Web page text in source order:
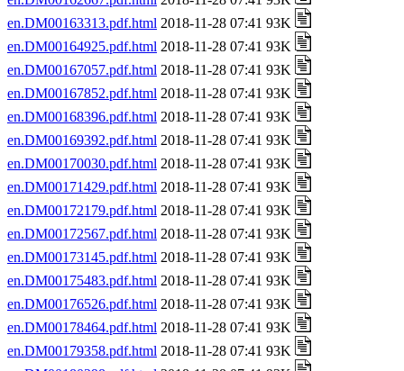
en.DM00163313.pdf.html 2018-11-28 07:41 93K
en.DM00164925.pdf.html 2018-11-28 07:41 93K
en.DM00167057.pdf.html 2018-11-28 07:41 93K
en.DM00167852.pdf.html 2018-11-28 07:41 93K
en.DM00168396.pdf.html 2018-11-28 07:41 93K
en.DM00169392.pdf.html 2018-11-28 07:41 93K
en.DM00170030.pdf.html 2018-11-28 07:41 93K
en.DM00171429.pdf.html 2018-11-28 07:41 93K
en.DM00172179.pdf.html 2018-11-28 07:41 93K
en.DM00172567.pdf.html 2018-11-28 07:41 93K
en.DM00173145.pdf.html 2018-11-28 07:41 93K
en.DM00175483.pdf.html 2018-11-28 07:41 93K
en.DM00176526.pdf.html 2018-11-28 07:41 93K
en.DM00178464.pdf.html 2018-11-28 07:41 93K
en.DM00179358.pdf.html 2018-11-28 07:41 93K